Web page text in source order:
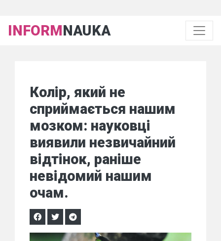
INFORMNAUKA
Колір, який не
сприймається нашим
мозком: науковці
виявили незвичайний
відтінок, раніше
невідомий нашим
очам.